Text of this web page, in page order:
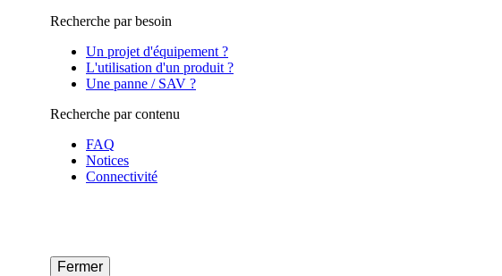
Recherche par besoin
Un projet d'équipement ?
L'utilisation d'un produit ?
Une panne / SAV ?
Recherche par contenu
FAQ
Notices
Connectivité
Fermer